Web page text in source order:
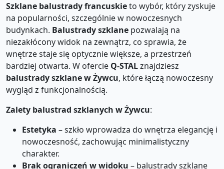
Szklane balustrady francuskieto wybór, który zyskuje
na popularności, szczególnie w nowoczesnych
budynkach. Balustrady szklane pozwalają na
niezakłócony widok na zewnątrz, co sprawia, że
wnętrze staje się optycznie większe, a przestrzeń
bardziej otwarta. W ofercie Q-STALznajdziesz
balustrady szklane w Żywcu, które łączą nowoczesny
wygląd z funkcjonalnością.
Zalety balustrad szklanych w Żywcu:
Estetyka – szkło wprowadza do wnętrza elegancję i
nowoczesność, zachowując minimalistyczny
charakter.
Brak ograniczeń w widoku – balustrady szklane